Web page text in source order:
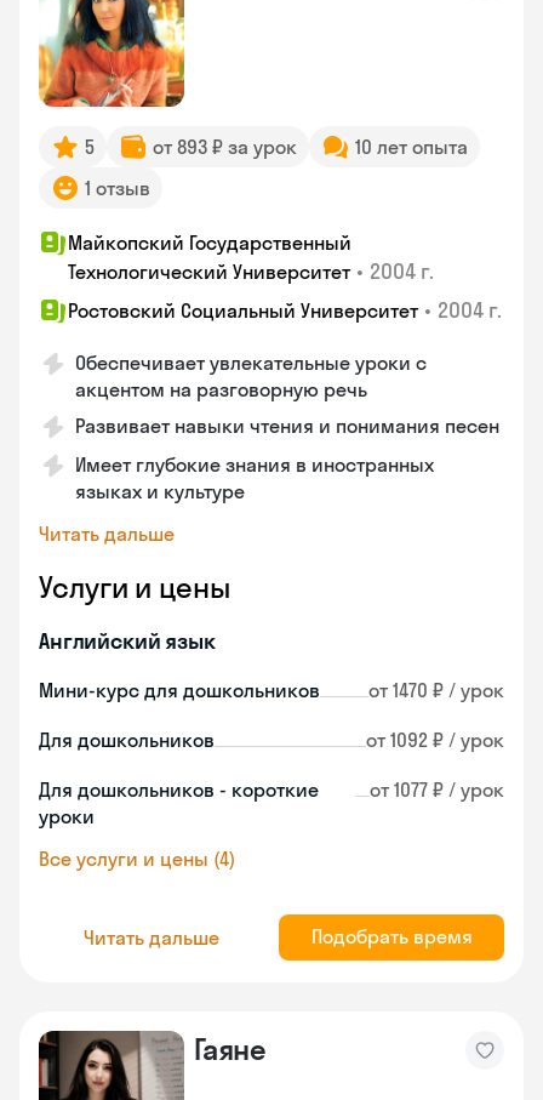
5 от 893 ₽ за урок
10 лет опыта
1 отзыв
Майкопский Государственный
Технологический Университет • 2004 г.
Ростовский Социальный Университет • 2004 г.
Обеспечивает увлекательные уроки с
акцентом на разговорную речь
Развивает навыки чтения и понимания песен
Имеет глубокие знания в иностранных
языках и культуре
Читать дальше
Услуги и цены
Английский язык
Мини-курс для дошкольников от 1470 ₽ / урок
Для дошкольников от 1092 ₽ / урок
Для дошкольников - короткие
уроки
от 1077 ₽ / урок
Все услуги и цены (4)
Читать дальше Подобрать время
Гаяне